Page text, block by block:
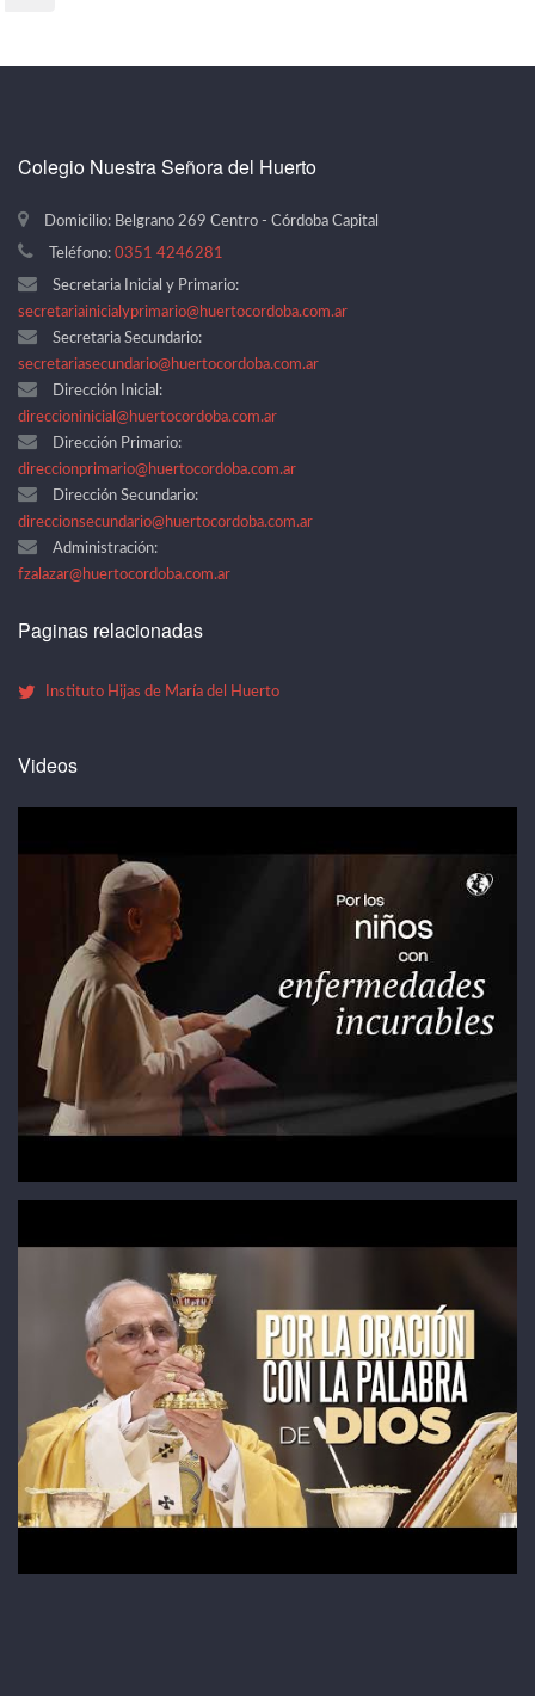
Colegio Nuestra Señora del Huerto
Domicilio: Belgrano 269 Centro - Córdoba Capital
Teléfono: 0351 4246281
Secretaria Inicial y Primario:
secretariainicialyprimario@huertocordoba.com.ar
Secretaria Secundario:
secretariasecundario@huertocordoba.com.ar
Dirección Inicial:
direccioninicial@huertocordoba.com.ar
Dirección Primario:
direccionprimario@huertocordoba.com.ar
Dirección Secundario:
direccionsecundario@huertocordoba.com.ar
Administración:
fzalazar@huertocordoba.com.ar
Paginas relacionadas
Instituto Hijas de María del Huerto
Videos